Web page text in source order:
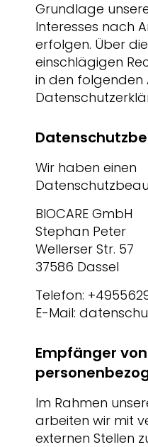
Grundlage
Interesses nach
erfolgen. Über
einschlägigen
in den folgenden
Wir haben einen
BIOCARE GmbH
Stephan Peter
Wellerser Str. 57
37586 Dassel
Telefon:
E-Mail:
Empfänger von
Im Rahmen
arbeiten wir mit
externen Stellen